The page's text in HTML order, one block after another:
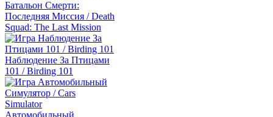
Батальон Смерти:
Последняя Миссия / Death
Squad: The Last Mission
Наблюдение За Птицами
101 / Birding 101
Автомобильный